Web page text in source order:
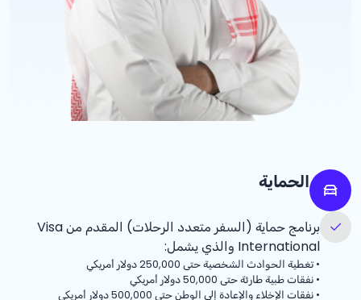
الحماية
برنامج حماية (السفر متعدد الرحلات) المقدم من Visa
International والذي يشمل:
• تغطية الحوادث الشخصية حتى 250,000 دولار أمريكي
• نفقات طبية طارئة حتى 50,000 دولار أمريكي
• نفقات الإخلاء والإعادة إلى الوطن حتى 500,000 دولار أمريكي